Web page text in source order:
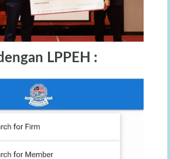
LPPEH :